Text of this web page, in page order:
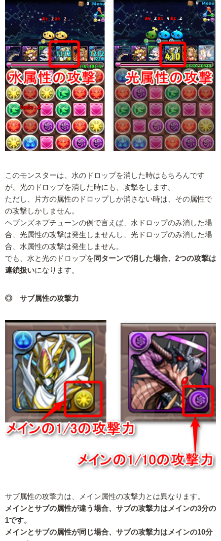
このモンスターは、水のドロップを消した時はもちろんです
が、光のドロップを消した時にも、攻撃をします。
ただし、片方の属性のドロップしか消さない時は、その属性で
の攻撃しかしません。
ヘブンズネプチューンの例で言えば、水ドロップのみ消した場
合、光属性の攻撃は発生しませんし、光ドロップのみ消した場
合、水属性の攻撃は発生しません。
でも、水と光のドロップを 同ターンで消した場合、2つの攻撃は
連鎖扱いになります。
◎ サブ属性の攻撃力
サブ属性の攻撃力は、メイン属性の攻撃力とは異なります。
メインとサブの属性が違う場合、サブの攻撃力はメインの3分の
1です。
メインとサブの属性が同じ場合、サブの攻撃力はメインの10分